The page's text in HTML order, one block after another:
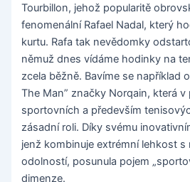
Tourbillon, jehož popularitě
fenomenální Rafael Nadal, který
kurtu. Rafa tak nevědomky
němuž dnes vídáme hodinky na
zcela běžně. Bavíme se například
The Man” značky Norqain, která v
sportovních a především
zásadní roli. Díky svému
jenž kombinuje extrémní lehkost s
odolností, posunula pojem
dimenze.